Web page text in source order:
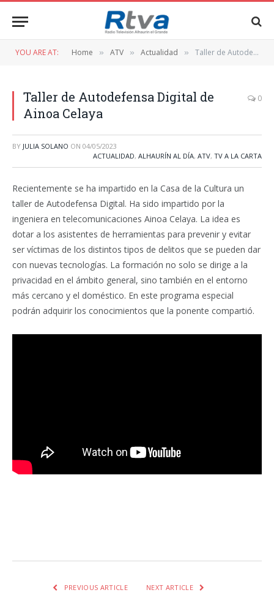
YOU ARE AT: Home » ATV » Actualidad » Taller de Autodefensa Digital de Ainoa Celaya
Taller de Autodefensa Digital de
Ainoa Celaya
0
BY JULIA SOLANO ON 04/05/2023
ACTUALIDAD, ALHAURÍN AL DÍA, ATV, TV A LA CARTA
Recientemente se ha impartido en la Casa de la Cultura un
taller de Autodefensa Digital. Ha sido impartido por la
ingeniera en telecomunicaciones Ainoa Celaya. La idea es
dotar a los asistentes de herramientas para prevenir y evitar
ser víctimas de los distintos tipos de delitos que se pueden dar
con nuevas tecnologías. La formación no solo se dirige a la
privacidad en el ámbito general, sino también en el entorno
más cercano y el doméstico. En este programa especial
podrán adquirir los conocimientos que la ponente compartió.
PREVIOUS ARTICLE NEXT ARTICLE